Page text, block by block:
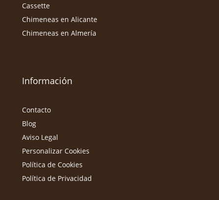
Cassette
Chimeneas en Alicante
Chimeneas en Almería
Información
Contacto
Blog
Aviso Legal
Personalizar Cookies
Política de Cookies
Política de Privacidad